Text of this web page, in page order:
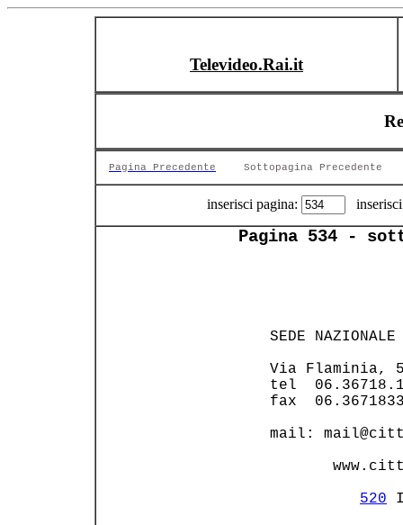
Televideo.Rai.it
Pagina Precedente Sottopagina Precedente
inserisci pagina:
Pagina 534 -
SEDE
Via
tel
fax
mail:
520